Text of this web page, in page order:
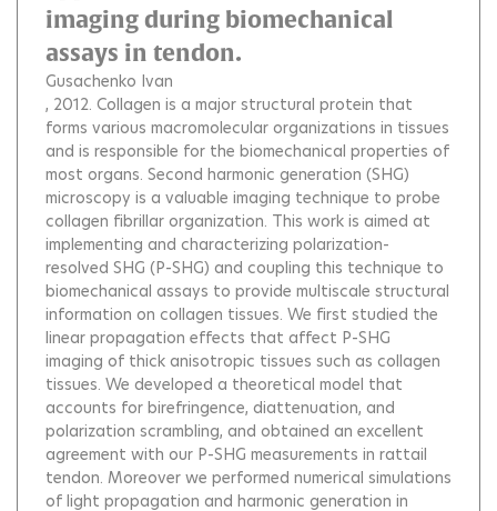
imaging during biomechanical
assays in tendon.
Gusachenko Ivan
, 2012. Collagen is a major structural protein that
forms various macromolecular organizations in tissues
and is responsible for the biomechanical properties of
most organs. Second harmonic generation (SHG)
microscopy is a valuable imaging technique to probe
collagen fibrillar organization. This work is aimed at
implementing and characterizing polarization-
resolved SHG (P-SHG) and coupling this technique to
biomechanical assays to provide multiscale structural
information on collagen tissues. We first studied the
linear propagation effects that affect P-SHG
imaging of thick anisotropic tissues such as collagen
tissues. We developed a theoretical model that
accounts for birefringence, diattenuation, and
polarization scrambling, and obtained an excellent
agreement with our P-SHG measurements in rattail
tendon. Moreover we performed numerical simulations
of light propagation and harmonic generation in